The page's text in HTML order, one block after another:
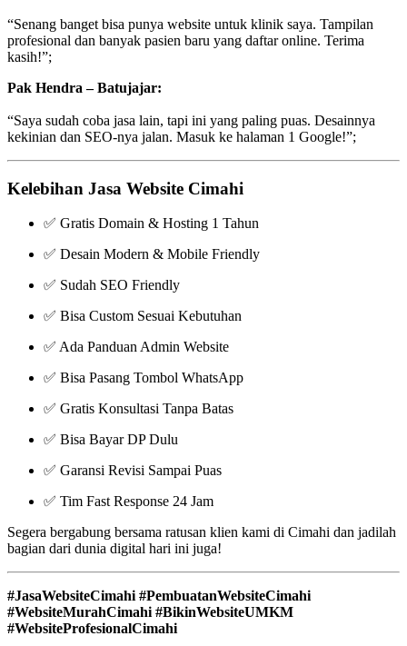
“Senang banget bisa punya website untuk klinik saya. Tampilan
profesional dan banyak pasien baru yang daftar online. Terima
kasih!”;
Pak Hendra – Batujajar:
“Saya sudah coba jasa lain, tapi ini yang paling puas. Desainnya
kekinian dan SEO-nya jalan. Masuk ke halaman 1 Google!”;
Kelebihan Jasa Website Cimahi
✅ Gratis Domain & Hosting 1 Tahun
✅ Desain Modern & Mobile Friendly
✅ Sudah SEO Friendly
✅ Bisa Custom Sesuai Kebutuhan
✅ Ada Panduan Admin Website
✅ Bisa Pasang Tombol WhatsApp
✅ Gratis Konsultasi Tanpa Batas
✅ Bisa Bayar DP Dulu
✅ Garansi Revisi Sampai Puas
✅ Tim Fast Response 24 Jam
Segera bergabung bersama ratusan klien kami di Cimahi dan jadilah
bagian dari dunia digital hari ini juga!
#JasaWebsiteCimahi #PembuatanWebsiteCimahi
#WebsiteMurahCimahi #BikinWebsiteUMKM
#WebsiteProfesionalCimahi